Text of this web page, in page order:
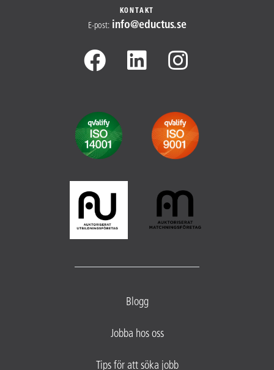
KONTAKT
E-post: info@​eductus.se
Blogg
Jobba hos oss
Tips för att söka jobb